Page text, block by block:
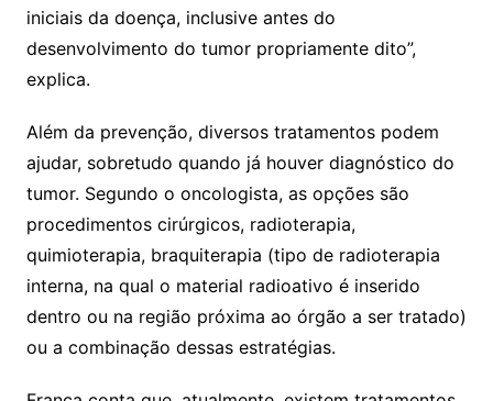
iniciais da doença, inclusive antes do
desenvolvimento do tumor propriamente dito”,
explica.
Além da prevenção, diversos tratamentos podem
ajudar, sobretudo quando já houver diagnóstico do
tumor. Segundo o oncologista, as opções são
procedimentos cirúrgicos, radioterapia,
quimioterapia, braquiterapia (tipo de radioterapia
interna, na qual o material radioativo é inserido
dentro ou na região próxima ao órgão a ser tratado)
ou a combinação dessas estratégias.